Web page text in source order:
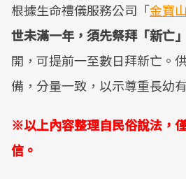
根據生命禮儀服務公司「金寶山
世未滿一年，須先祭拜「新亡」
開，可提前一至數日拜新亡。
備，分量一致，以示尊重長幼
※以上內容整理自民俗說法，
信。